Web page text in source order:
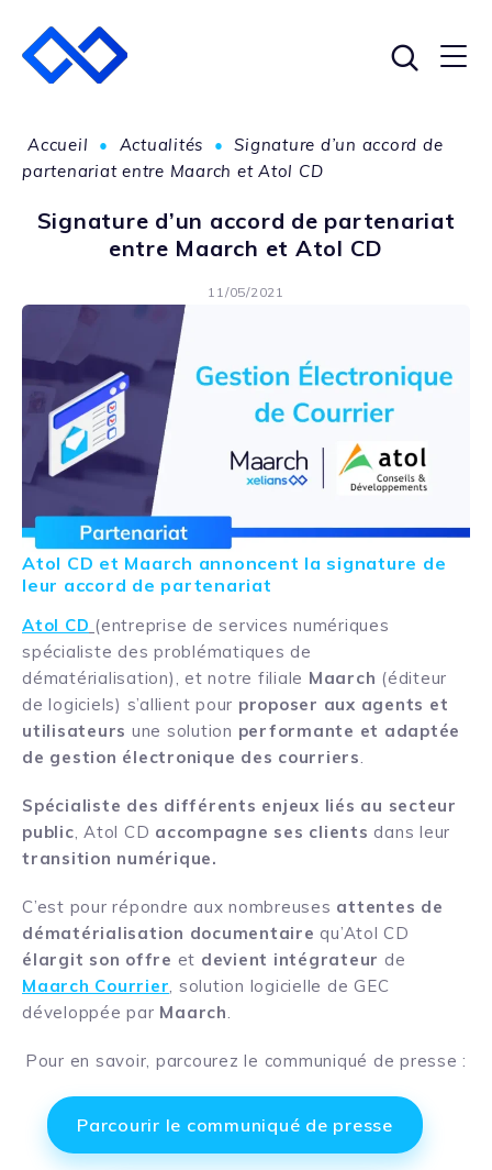
Accueil • Actualités • Signature d’un accord de
partenariat entre Maarch et Atol CD
Signature d’un accord de partenariat
entre Maarch et Atol CD
11/05/2021
Atol CD et Maarch annoncent la signature de
leur accord de partenariat
Atol CD (entreprise de services numériques
spécialiste des problématiques de
dématérialisation), et notre filiale Maarch (éditeur
de logiciels) s’allient pour proposer aux agents et
utilisateurs une solution performante et adaptée
de gestion électronique des courriers.
Spécialiste des différents enjeux liés au secteur
public, Atol CD accompagne ses clients dans leur
transition numérique.
C’est pour répondre aux nombreuses attentes de
dématérialisation documentaire qu’Atol CD
élargit son offre et devient intégrateur de
Maarch Courrier, solution logicielle de GEC
développée par Maarch.
Pour en savoir, parcourez le communiqué de presse :
Parcourir le communiqué de presse